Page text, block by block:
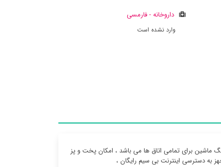
داروخانه - فارمسی
وارد نشده است
ماشین برای تمامی اتاق ها می باشد ، امکان پخت و پز
به دسترسی اینترنت بی سیم رایگان ،